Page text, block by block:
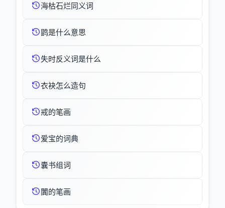
海枯石烂同义词
鹍是什么意思
失时反义词是什么
衣袂怎么造句
戒的笔画
爱宝的词典
囊书组词
闐的笔画